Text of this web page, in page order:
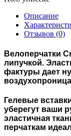
Описание
Отзывов (0)
Велоперчатки
липучкой.
фактуры дает
Гелевые
уберегут ваши
эластичная
перчаткам